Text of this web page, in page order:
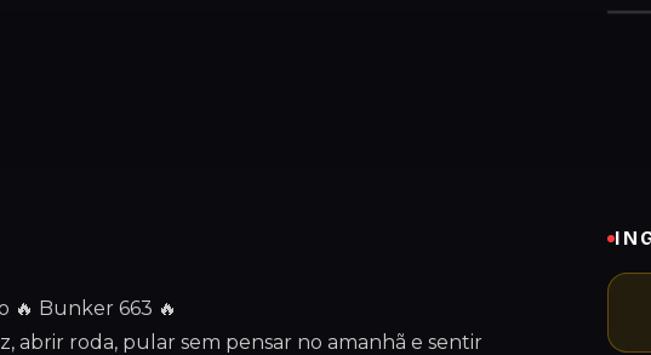
🔥 Bunker 663 🔥
abrir roda, pular sem pensar no amanhã e sentir